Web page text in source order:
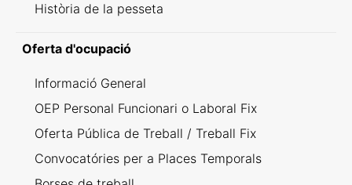
Història de la pesseta
Oferta d'ocupació
Informació General
OEP Personal Funcionari o Laboral Fix
Oferta Pública de Treball / Treball Fix
Convocatóries per a Places Temporals